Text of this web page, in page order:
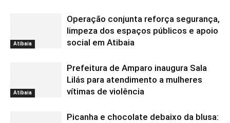
Atibaia
Operação conjunta reforça segurança,
limpeza dos espaços públicos e apoio
social em Atibaia
Atibaia
Prefeitura de Amparo inaugura Sala
Lilás para atendimento a mulheres
vítimas de violência
Picanha e chocolate debaixo da blusa: